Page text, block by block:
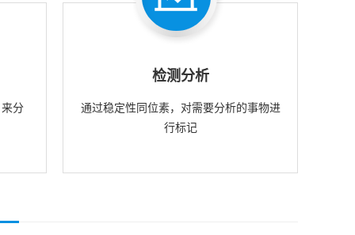
分
检测分析
通过稳定性同位素，对需要分析的事物进
行标记